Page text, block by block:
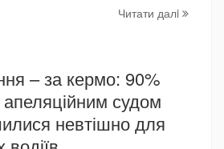
Читати далi
– за кермо: 90%
судом
невтішно для